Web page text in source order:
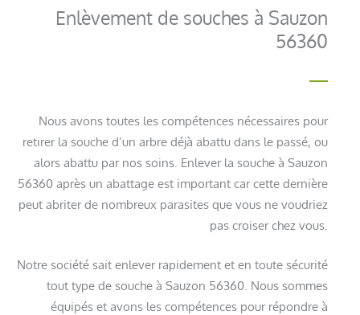
Enlèvement de souches à Sauzon
56360
Nous avons toutes les compétences nécessaires pour
retirer la souche d’un arbre déjà abattu dans le passé, ou
alors abattu par nos soins. Enlever la souche à Sauzon
56360 après un abattage est important car cette dernière
peut abriter de nombreux parasites que vous ne voudriez
pas croiser chez vous.
Notre société sait enlever rapidement et en toute sécurité
tout type de souche à Sauzon 56360. Nous sommes
équipés et avons les compétences pour répondre à